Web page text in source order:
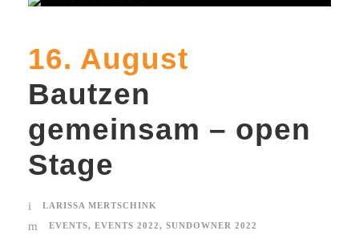
16. August
Bautzen
gemeinsam – open
Stage
LARISSA MERTSCHINK
EVENTS, EVENTS 2022, SUNDOWNER 2022